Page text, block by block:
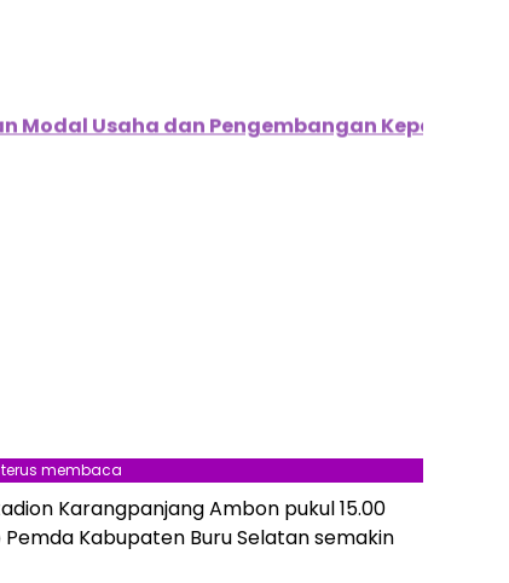
Modal Usaha dan Pengembangan Kepemudaan
membaca
Karangpanjang Ambon pukul 15.00
Kabupaten Buru Selatan semakin